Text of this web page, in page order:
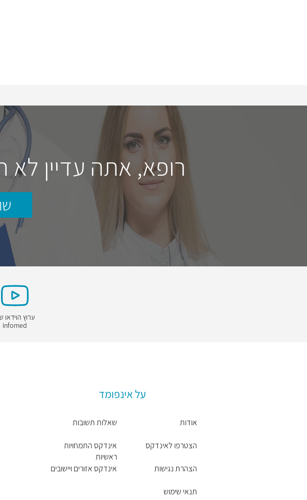
רופא, אתה עדיין
ערוץ הוידאו
Infomed
על אינפומד
אודות
הצטרפו לאינדקס
הצהרת נגישות
תנאי שימוש
שאלות תשובות
אינדקס התמחויות
ראשיות
אינדקס אזורים ויישובים